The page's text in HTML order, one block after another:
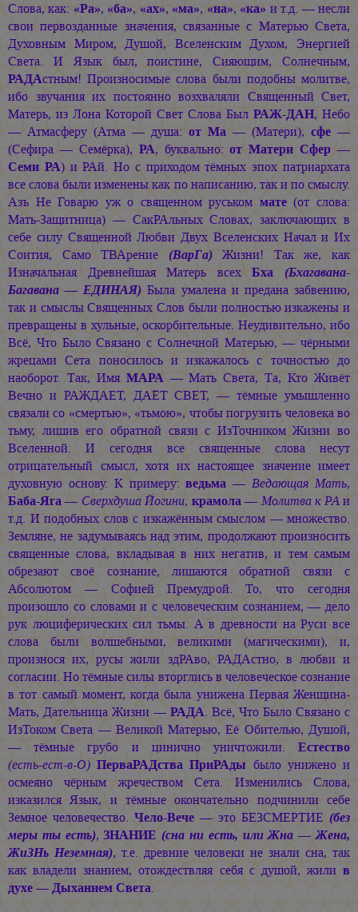
Слова, как: «Ра», «ба», «ах», «ма», «на», «ка» и т.д. — несли
свои первозданные значения, связанные с Матерью Света,
Духовным Миром, Душой, Вселенским Духом, Энергией
Света. И Язык был, поистине, Сияющим, Солнечным,
РАДАстным! Произносимые слова были подобны молитве,
ибо звучания их постоянно возхваляли Священный Свет,
Матерь, из Лона Которой Свет Слова Был РАЖ-ДАН, Небо
— Атмасферу (Атма — душа: от Ма — (Матери), сфе —
(Сефира — Семёрка), РА, буквально:от Матери Сфер —
Семи РА) и РАй. Но с приходом тёмных эпох патриархата
все слова были изменены как по написанию, так и по смыслу.
Азъ Не Говарю уж о священном руськом мате(от слова:
Мать-Защитница) — СакРАльных Словах, заключающих в
себе силу Священной Любви Двух Вселенских Начал и Их
Соития, Само ТВАрение (ВарГа)Жизни! Так же, как
Изначальная Древнейшая Матерь всехБха
(Бхагавана-
Багавана — ЕДИНАЯ) Была умалена и предана забвению,
так и смыслы Священных Слов были полностью изкажены и
превращены в хульные, оскорбительные. Неудивительно, ибо
Всё, Что Было Связано с Солнечной Матерью, — чёрными
жрецами Сета поносилось и изкажалось с точностью до
наоборот. Так, Имя МАРА— Мать Света, Та, Кто Живёт
Вечно и РАЖДАЕТ, ДАЁТ СВЕТ, — тёмные умышленно
связали со «смертью», «тьмою», чтобы погрузить человека во
тьму, лишив его обратной связи с ИзТочником Жизни во
Вселенной. И сегодня все священные слова несут
отрицательный смысл, хотя их настоящее значение имеет
духовную основу. К примеру:ведьма —Ведающая Мать,
Баба-Яга— Сверхдуша Йогини, крамола—Молитва к РАи
т.д. И подобных слов с изкажённым смыслом — множество.
Земляне, не задумываясь над этим, продолжают произносить
священные слова, вкладывая в них негатив, и тем самым
обрезают своё сознание, лишаются обратной связи с
Абсолютом — Софией Премудрой. То, что сегодня
произошло со словами и с человеческим сознанием, — дело
рук люциферических сил тьмы. А в древности на Руси все
слова были волшебными, великими (магическими), и,
произнося их, русы жили здРАво, РАДАстно, в любви и
согласии. Но тёмные силы вторглись в человеческое сознание
в тот самый момент, когда была унижена Первая Женщина-
Мать, Дательница Жизни — РАДА. Всё, Что Было Связано с
ИзТоком Света — Великой Матерью, Её Обителью, Душой,
— тёмные грубо и цинично уничтожили. Естество
(есть-ест-в-О) ПерваРАДства ПриРАды было унижено и
осмеяно чёрным жречеством Сета. Изменились Слова,
изказился Язык, и тёмные окончательно подчинили себе
Земное человечество. Чело-Вече — это БЕЗСМЕРТИЕ (без
меры ты есть),ЗНАНИЕ (сна ни есть, или Жна — Жена,
ЖиЗНь Неземная), т.е. древние человеки не знали сна, так
как владели знанием, отождествляя себя с душой, жили в
духе — Дыханием Света.